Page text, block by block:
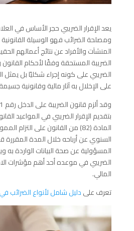
يعد الإقرار الضريبي حجر الأساس في
ومصلحة الضرائب فهو الوسيلة
المنشآت والأفراد عن نتائج أعمالهم
الضريبة المستحقة وفقًا لأحكام القانون
الضريبي على كونه إجراء شكليًا بل يمثل
على الإخلال به آثار مالية وقانونية
بتقديم الإقرار الضريبي في المواعيد
المادة (82) من القانون على التزام
السنوي عن أرباحه خلال المدة المقررة
المسؤولية عن صحة البيانات الواردة به
الضريبي في موعده أحد أهم مؤشرات
المالي.
تعرف علىدليل شامل لأنواع الضرائب